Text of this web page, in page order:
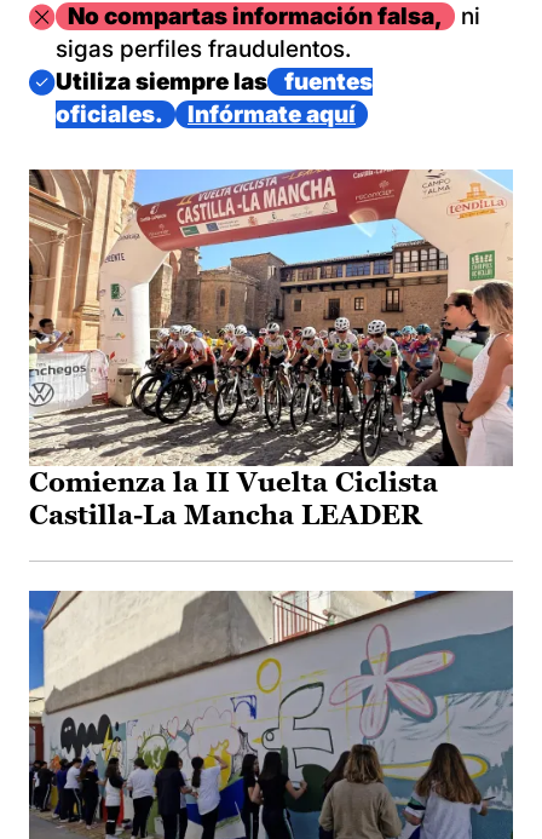
ImagenNo compartas información falsa,
ni
sigas perfiles fraudulentos.
Imagen
Utiliza siempre las
fuentes
oficiales.
Infórmate aquí
Comienza la II Vuelta Ciclista
Castilla-La Mancha LEADER